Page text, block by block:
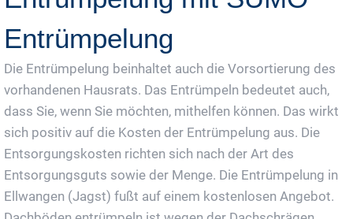
Entrümpelung
Die Entrümpelung beinhaltet auch die Vorsortierung des
vorhandenen Hausrats. Das Entrümpeln bedeutet auch,
dass Sie, wenn Sie möchten, mithelfen können. Das wirkt
sich positiv auf die Kosten der Entrümpelung aus. Die
Entsorgungskosten richten sich nach der Art des
Entsorgungsguts sowie der Menge. Die Entrümpelung in
Ellwangen (Jagst) fußt auf einem kostenlosen Angebot.